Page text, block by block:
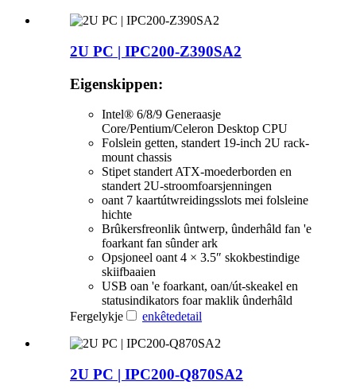
2U PC | IPC200-Z390SA2
Eigenskippen:
Intel® 6/8/9 Generaasje
Core/Pentium/Celeron Desktop CPU
Folslein getten, standert 19-inch 2U rack-
mount chassis
Stipet standert ATX-moederborden en
standert 2U-stroomfoarsjenningen
oant 7 kaartútwreidingsslots mei folsleine
hichte
Brûkersfreonlik ûntwerp, ûnderhâld fan 'e
foarkant fan sûnder ark
Opsjoneel oant 4 × 3.5″ skokbestindige
skiifbaaien
USB oan 'e foarkant, oan/út-skeakel en
statusindikators foar maklik ûnderhâld
Fergelykje
enkêtedetail
2U PC | IPC200-Q870SA2